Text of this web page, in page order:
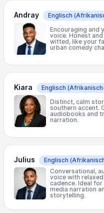
Andray Englisch
Encouraging and
voice. Honest
witted, like your
urban comedy
Kiara Englisch
Distinct, calm
southern accent.
audiobooks and
narration.
Julius Englisch
Conversational,
voice with
cadence. Ideal for
media narration
storytelling.